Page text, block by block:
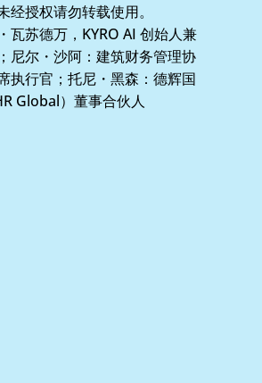
经授权请勿转载使用。
瓦苏德万，KYRO AI 创始人兼
尼尔・沙阿：建筑财务管理协
执行官；托尼・黑森：德辉国
Global）董事合伙人